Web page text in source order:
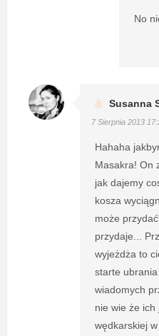
No
Susanna
7 Sierpnia 2013
Hahaha
Masakra! On
jak dajemy
kosza
może
przydaje...
wyjeżdża to
starte
wiadomych
nie wie że
wędkarskiej